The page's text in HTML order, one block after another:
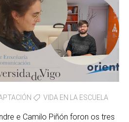
VIDA EN LA ESCUELA
e Camilo Piñón foron os tres